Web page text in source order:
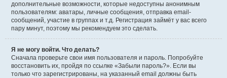
дополнительные возможности, которые недоступны анонимным
пользователям: аватары, личные сообщения, отправка email-
сообщений, участие в группах и т.д. Регистрация займёт у вас всего
пару минут, поэтому мы рекомендуем это сделать.
Я не могу войти. Что делать?
Сначала проверьте свои имя пользователя и пароль. Попробуйте
восстановить их, пройдя по ссылке «Забыли пароль?». Если вы
только что зарегистрированы, на указанный email должны быть